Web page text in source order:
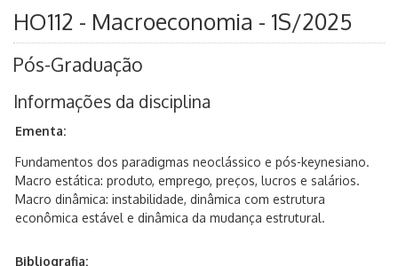
HO112 - Macroeconomia - 1S/2025
Pós-Graduação
Informações da disciplina
Ementa:
Fundamentos dos paradigmas neoclássico e pós-keynesiano.
Macro estática: produto, emprego, preços, lucros e salários.
Macro dinâmica: instabilidade, dinâmica com estrutura
econômica estável e dinâmica da mudança estrutural.
Bibliografia: